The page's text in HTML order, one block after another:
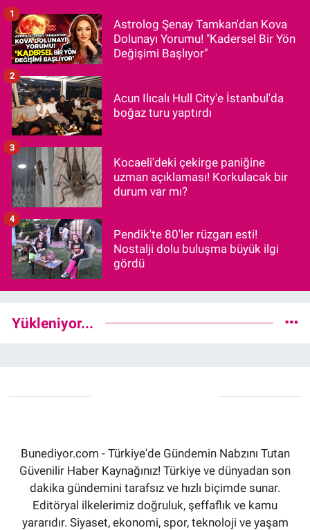
Astrolog Şenay Tamkan'dan Kova
Dolunayı Yorumu! "Kadersel Bir Yön
Değişimi Başlıyor"
1
Acun Ilıcalı Hull City'e İstanbul'da
boğaz turu yaptırdı
2
Kocaeli'deki çekirge paniğine
uzman açıklaması! Korkulacak bir
durum var mı?
3
Pendik'te 80'ler rüzgarı esti!
Nostalji dolu buluşma büyük ilgi
gördü
4
Yükleniyor...
Bunediyor.com - Türkiye'de Gündemin Nabzını Tutan
Güvenilir Haber Kaynağınız! Türkiye ve dünyadan son
dakika gündemini tarafsız ve hızlı biçimde sunar.
Editöryal ilkelerimiz doğruluk, şeffaflık ve kamu
yararıdır. Siyaset, ekonomi, spor, teknoloji ve yaşam